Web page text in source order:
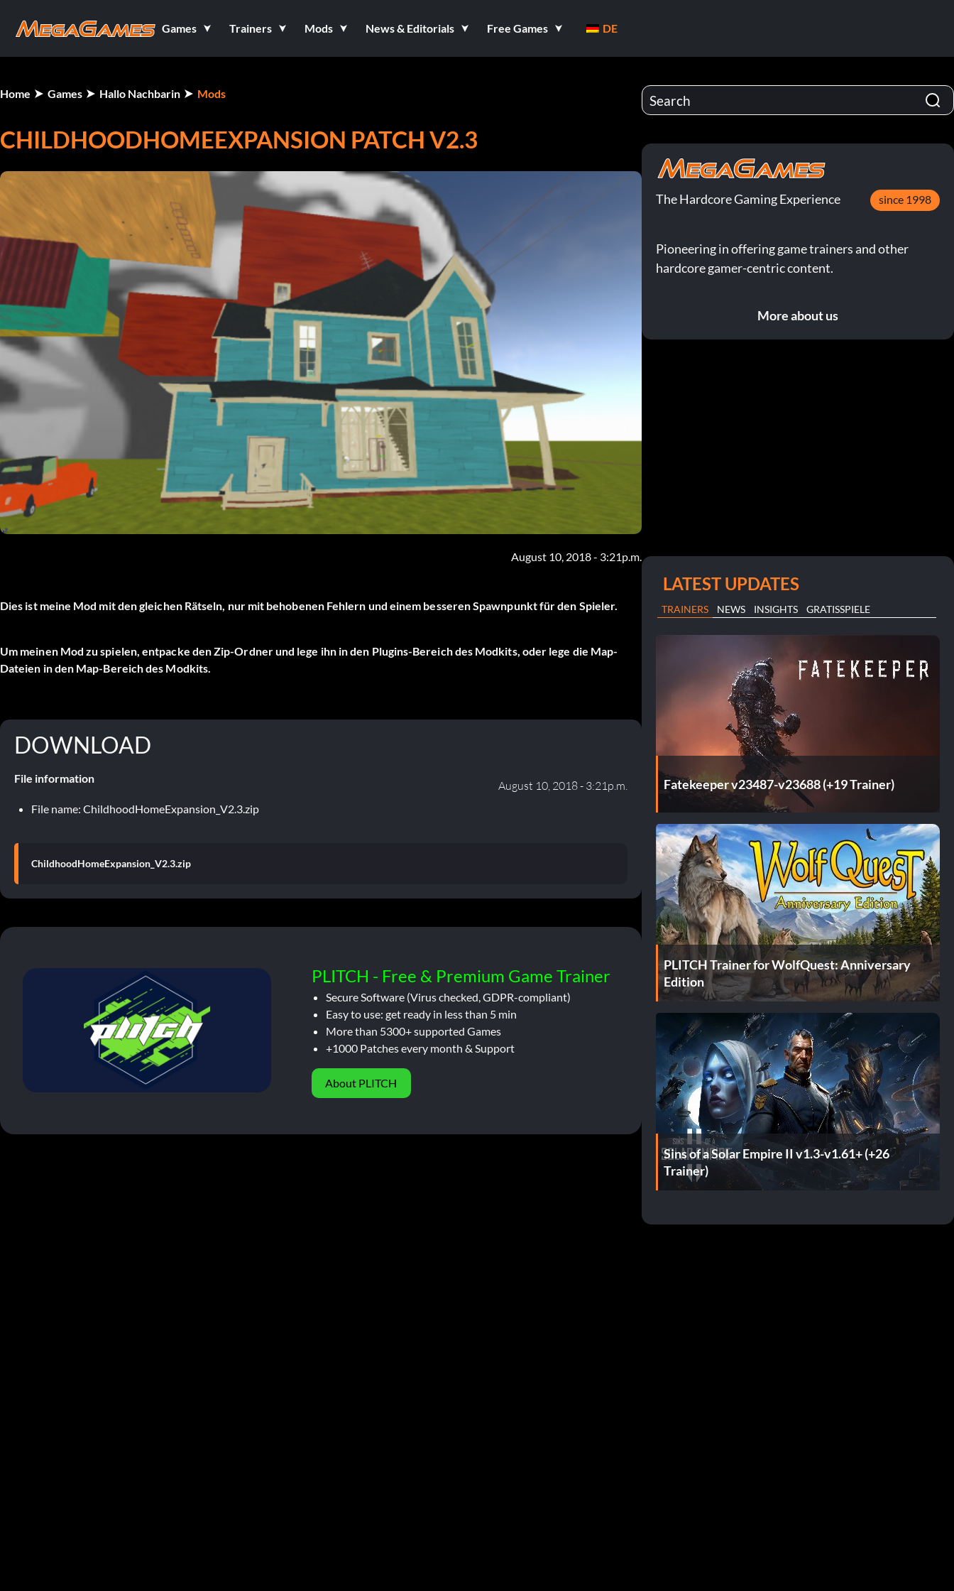
Games Trainers Mods News & Editorials Free Games DE
Home Games Hallo Nachbarin Mods
CHILDHOODHOMEEXPANSION PATCH V2.3
August 10, 2018 - 3:21p.m.
Dies ist meine Mod mit den gleichen Rätseln, nur mit behobenen Fehlern und einem besseren Spawnpunkt für den Spieler.
Um meinen Mod zu spielen, entpacke den Zip-Ordner und lege ihn in den Plugins-Bereich des Modkits, oder lege die Map-
Dateien in den Map-Bereich des Modkits.
DOWNLOAD
File information
August 10, 2018 - 3:21p.m.
File name: ChildhoodHomeExpansion_V2.3.zip
ChildhoodHomeExpansion_V2.3.zip
PLITCH - Free & Premium Game Trainer
Secure Software (Virus checked, GDPR-compliant)
Easy to use: get ready in less than 5 min
More than 5300+ supported Games
+1000 Patches every month & Support
About PLITCH
The Hardcore Gaming Experience since 1998
Pioneering in offering game trainers and other
hardcore gamer-centric content.
More about us
LATEST UPDATES
TRAINERS NEWS INSIGHTS GRATISSPIELE
Fatekeeper v23487-v23688 (+19 Trainer)
PLITCH Trainer for WolfQuest: Anniversary
Edition
Sins of a Solar Empire II v1.3-v1.61+ (+26
Trainer)